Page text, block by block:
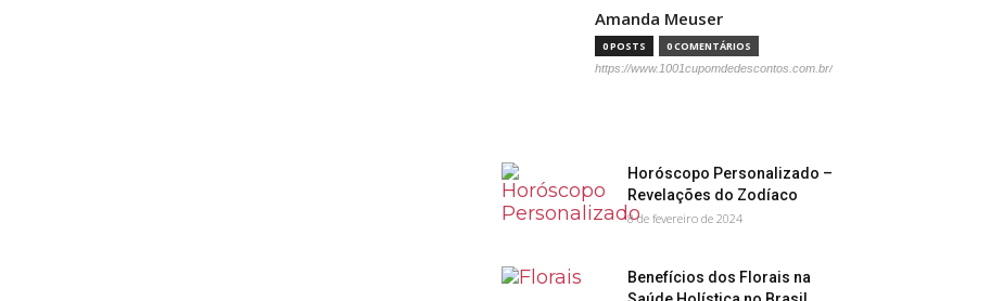
Amanda Meuser
0 POSTS 0 COMENTÁRIOS
https://www.1001cupomdedescontos.com.br/
Horóscopo Personalizado –
Revelações do Zodíaco
8 de fevereiro de 2024
Benefícios dos Florais na